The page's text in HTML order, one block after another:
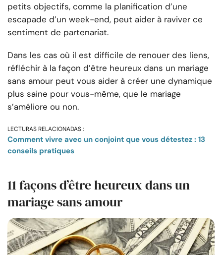
petits objectifs, comme la planification d’une
escapade d’un week-end, peut aider à raviver ce
sentiment de partenariat.
Dans les cas où il est difficile de renouer des liens,
réfléchir à la façon d’être heureux dans un mariage
sans amour peut vous aider à créer une dynamique
plus saine pour vous-même, que le mariage
s’améliore ou non.
LECTURAS RELACIONADAS :
Comment vivre avec un conjoint que vous détestez : 13
conseils pratiques
11 façons d’être heureux dans un
mariage sans amour